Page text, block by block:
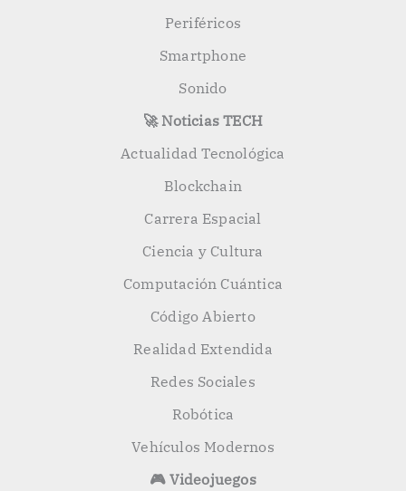
Periféricos
Smartphone
Sonido
🚀 Noticias TECH
Actualidad Tecnológica
Blockchain
Carrera Espacial
Ciencia y Cultura
Computación Cuántica
Código Abierto
Realidad Extendida
Redes Sociales
Robótica
Vehículos Modernos
🎮 Videojuegos